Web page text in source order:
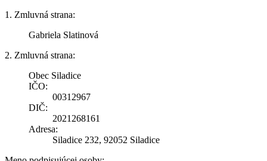
1. Zmluvná strana:
Gabriela Slatinová
2. Zmluvná strana:
Obec Siladice
IČO:
00312967
DIČ:
2021268161
Adresa:
Siladice 232, 92052 Siladice